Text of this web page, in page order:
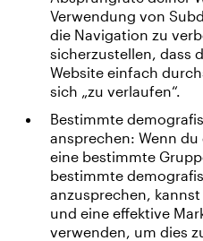
Verwendung von
die Navigation zu
sicherzustellen, dass
Website einfach
sich „zu verlaufen“.
Bestimmte
ansprechen: Wenn
eine bestimmte
bestimmte
anzusprechen,
und eine effektive
verwenden, um dies